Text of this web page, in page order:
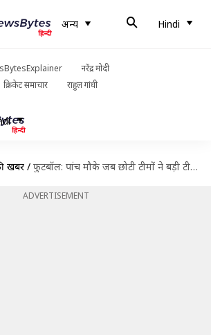
अन्य Hindi
नरेंद्र मोदी
क्रिकेट समाचार राहुल गांधी
खबरें / फुटबॉल: पांच मौके जब छोटी टीमों ने बड़ी टीमों को किसी टूर्नामेंट के फाइनल में हराया
ADVERTISEMENT